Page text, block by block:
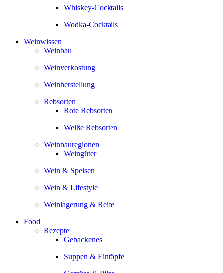
Whiskey-Cocktails
Wodka-Cocktails
Weinwissen
Weinbau
Weinverkostung
Weinherstellung
Rebsorten
Rote Rebsorten
Weiße Rebsorten
Weinbauregionen
Weingüter
Wein & Speisen
Wein & Lifestyle
Weinlagerung & Reife
Food
Rezepte
Gebackenes
Suppen & Eintöpfe